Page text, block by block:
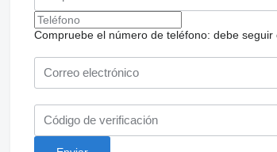
Compruebe el número de teléfono: debe